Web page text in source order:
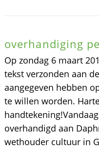
overhandiging
Op zondag 6 maart
tekst verzonden aan
aangegeven hebben
te willen worden.
overhandigd aan
wethouder cultuur in